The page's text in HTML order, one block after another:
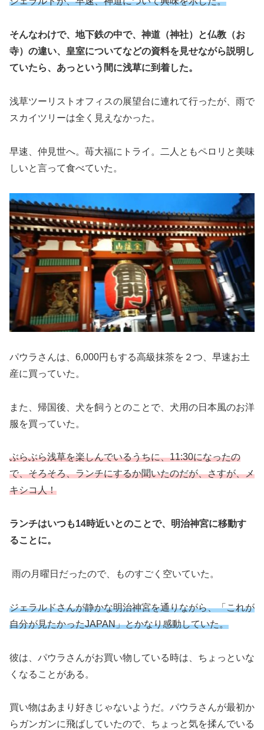
そんなわけで、地下鉄の中で、神道（神社）と仏教（お
寺）の違い、皇室についてなどの資料を見せながら説明し
ていたら、あっという間に浅草に到着した。
浅草ツーリストオフィスの展望台に連れて行ったが、雨で
スカイツリーは全く見えなかった。
早速、仲見世へ。苺大福にトライ。二人ともペロリと美味
しいと言って食べていた。
パウラさんは、6,000円もする高級抹茶を２つ、早速お土
産に買っていた。
また、帰国後、犬を飼うとのことで、犬用の日本風のお洋
服を買っていた。
ぶらぶら浅草を楽しんでいるうちに、11:30になったの
で、そろそろ、ランチにするか聞いたのだが、さすが、メ
キシコ人！
ランチはいつも14時近いとのことで、明治神宮に移動す
ることに。
雨の月曜日だったので、ものすごく空いていた。
ジェラルドさんが静かな明治神宮を通りながら、「これが
自分が見たかったJAPAN」とかなり感動していた。
彼は、パウラさんがお買い物している時は、ちょっといな
くなることがある。
買い物はあまり好きじゃないようだ。パウラさんが最初か
らガンガンに飛ばしていたので、ちょっと気を揉んでいる